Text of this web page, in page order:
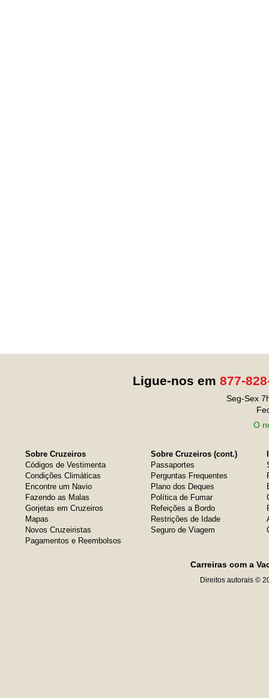
Ligue-nos em 877-
Seg-Sex
O
Sobre Cruzeiros
Códigos de Vestimenta
Condições Climáticas
Encontre um Navio
Fazendo as Malas
Gorjetas em Cruzeiros
Mapas
Novos Cruzeiristas
Pagamentos e Reembolsos
Sobre Cruzeiros (cont.)
Passaportes
Perguntas Frequentes
Plano dos Deques
Política de Fumar
Refeições a Bordo
Restrições de Idade
Seguro de Viagem
Carreiras com a
Direitos autorais ©